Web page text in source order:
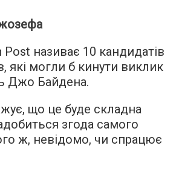
Post називає 10 кандидатів
які могли б кинути виклик
Джо Байдена.
що це буде складна
згода самого
ж, невідомо, чи спрацює